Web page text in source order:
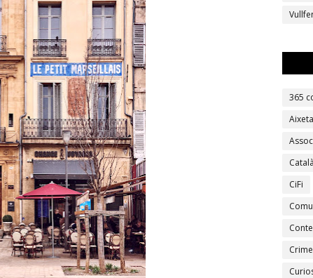
365
Aixeta
Català
CiFi